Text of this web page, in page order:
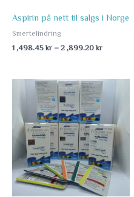
Aspirin på nett til salgs i Norge
Smertelindring
1 ,498.45kr – 2 ,899.20kr
Price
range:
998.45 kr
through
2
,897.56 kr